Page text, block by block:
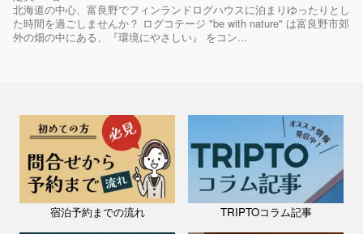
北海道の中心、富良野でフィンランドログハウスに泊まりゆったりとし
た時間を過ごしませんか？ ログコテージ "be with nature" は富良野市郊
外の畑の中にある、『環境にやさしい』 をコン...
宿泊予約までの流れ TRIPTOコラム記事